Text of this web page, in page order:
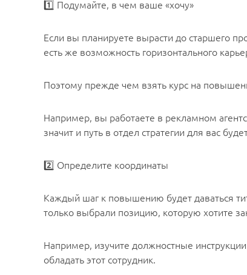
1️⃣ Подумайте, в чем ваше «хочу»
Если вы планируете вырасти до старшего
есть же возможность горизонтального
Поэтому прежде чем взять курс на
Например, вы работаете в рекламном
значит и путь в отдел стратегии для вас
2️⃣ Определите координаты
Каждый шаг к повышению будет даваться
только выбрали позицию, которую хотите
Например, изучите должностные
обладать этот сотрудник.